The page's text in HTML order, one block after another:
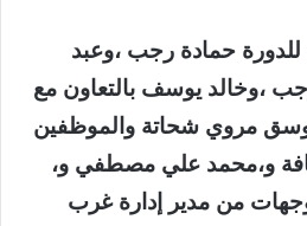
حمادة رجب ،وعبد
،وخالد يوسف بالتعاون مع
مروي شحاتة والموظفين
و،محمد علي مصطفي و،
من مدير إدارة غرب